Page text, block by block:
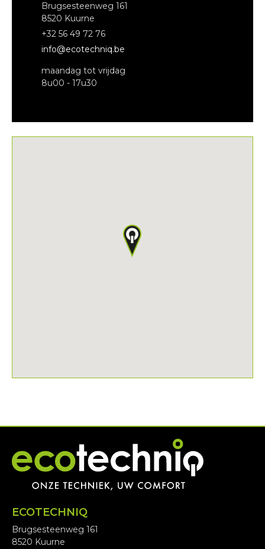
Brugsesteenweg 161
8520 Kuurne
+32 56 49 72 76
info@ecotechniq.be
maandag tot vrijdag
8u00 - 17u30
ECOTECHNIQ
Brugsesteenweg 161
8520 Kuurne